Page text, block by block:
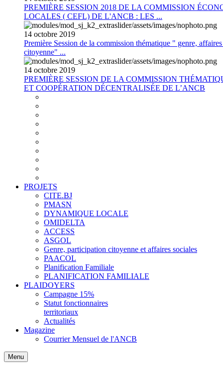
PREMIÈRE SESSION 2018 DE LA COMMISSION
LOCALES ( CEFL) DE L'ANCB : LES ...
14 octobre 2019
Première Session de la commission thématique " genre,
citoyenne" ...
14 octobre 2019
PREMIÈRE SESSION DE LA COMMISSION
ET COOPÉRATION DÉCENTRALISÉE DE L’ANCB
PROJETS
CITE.BJ
PMASN
DYNAMIQUE LOCALE
OMIDELTA
ACCESS
ASGOL
Genre, participation citoyenne et affaires sociales
PAACOL
Planification Familiale
PLANIFICATION FAMILIALE
PLAIDOYERS
Campagne 15%
Statut fonctionnaires
territoriaux
Actualités
Magazine
Courrier Mensuel de l'ANCB
Menu